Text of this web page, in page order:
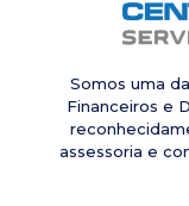
Somos uma
Financeiros e
assessoria e